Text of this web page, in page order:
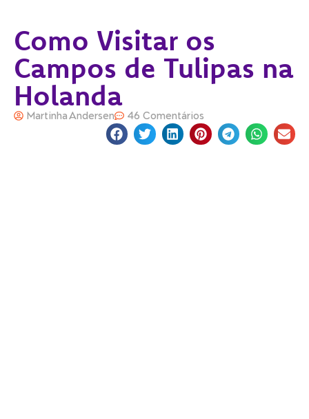
Como Visitar os
Campos de Tulipas na
Holanda
Martinha Andersen 46 Comentários